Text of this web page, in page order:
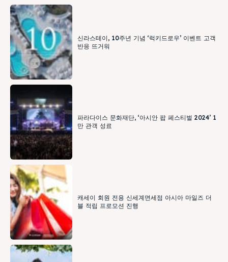
신라스테이, 10주년 기념 ‘럭키드로우’ 이벤트 고객
반응 뜨거워
파라다이스 문화재단, ‘아시안 팝 페스티벌 2024’ 1
만 관객 성료
캐세이 회원 전용 신세계면세점 아시아 마일즈 더
블 적립 프로모션 진행